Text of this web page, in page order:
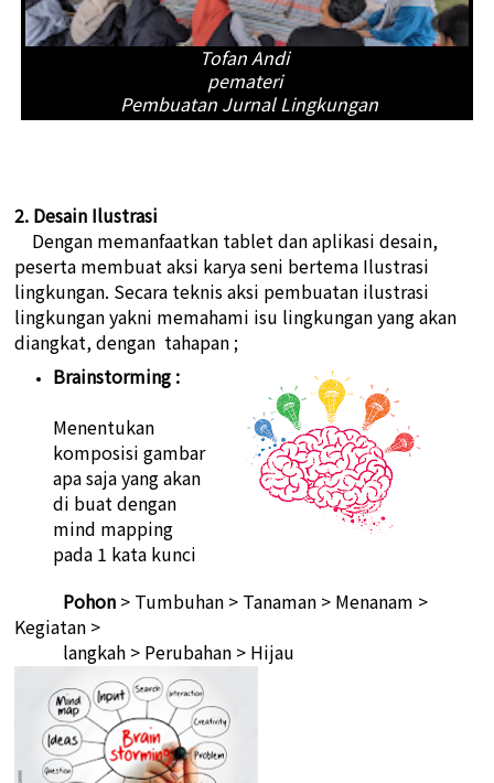
Tofan Andi
pemateri
Pembuatan Jurnal Lingkungan
2. Desain Ilustrasi
Dengan memanfaatkan tablet dan aplikasi desain,
peserta membuat aksi karya seni bertema Ilustrasi
lingkungan. Secara teknis aksi pembuatan ilustrasi
lingkungan yakni memahami isu lingkungan yang akan
diangkat, dengan tahapan ;
Brainstorming :
Menentukan
komposisi gambar
apa saja yang akan
di buat dengan
mind mapping
pada 1 kata kunci
Pohon > Tumbuhan > Tanaman > Menanam >
Kegiatan >
langkah > Perubahan > Hijau